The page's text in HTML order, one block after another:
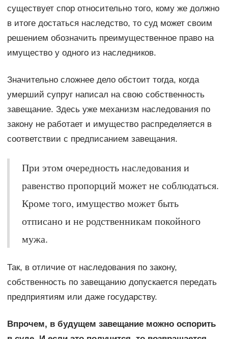
существует спор относительно того, кому же должно
в итоге достаться наследство, то суд может своим
решением обозначить преимущественное право на
имущество у одного из наследников.
Значительно сложнее дело обстоит тогда, когда
умерший супруг написал на свою собственность
завещание. Здесь уже механизм наследования по
закону не работает и имущество распределяется в
соответствии с предписанием завещания.
При этом очередность наследования и
равенство пропорций может не соблюдаться.
Кроме того, имущество может быть
отписано и не родственникам покойного
мужа.
Так, в отличие от наследования по закону,
собственность по завещанию допускается передать
предприятиям или даже государству.
Впрочем, в будущем завещание можно оспорить